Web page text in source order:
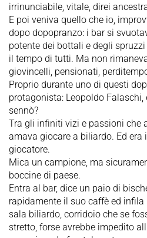
irrinunciabile, vitale, direi
E poi veniva quello che io,
dopo dopopranzo: i bar si
potente dei bottali e degli
il tempo di tutti. Ma non
giovincelli, pensionati,
Proprio durante uno di questi
protagonista: Leopoldo Falaschi,
sennò?
Tra gli infiniti vizi e passioni che
amava giocare a biliardo. Ed era
giocatore.
Mica un campione, ma
boccine di paese.
Entra al bar, dice un paio di
rapidamente il suo caffè ed
sala biliardo, corridoio che se
stretto, forse avrebbe impedito